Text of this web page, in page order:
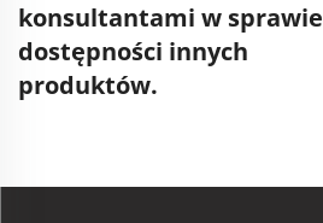
konsultantami w sprawie
dostępności innych
produktów.